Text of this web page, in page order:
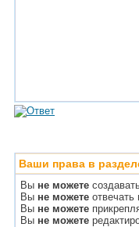
Ваши права в
Вы не можете
Вы не можете отвечать
Вы не можете
Вы не можете